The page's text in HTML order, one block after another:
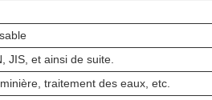
JIS, et ainsi de suite.
traitement des eaux, etc.